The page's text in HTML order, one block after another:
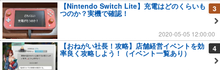
3
【Nintendo Switch Lite】充電はどのくらいも
つのか？実機で確認！
2020-05-05 12:00:00
4
【おねがい社長！攻略】店舗経営イベントを効
率良く攻略しよう！（イベント一覧あり）